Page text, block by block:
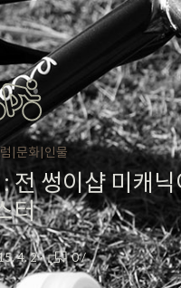
|문화|인물
전 썽이샵 미캐
터
4. 2· 0/